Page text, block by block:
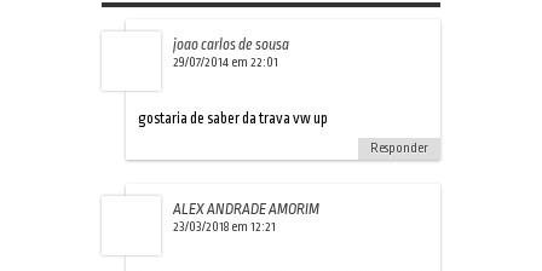
joao carlos de sousa
29/07/2014 em 22:01
gostaria de saber da trava vw up
Responder
ALEX ANDRADE AMORIM
23/03/2018 em 12:21